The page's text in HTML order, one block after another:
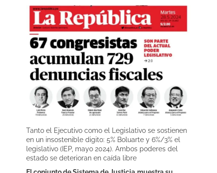
Tanto el Ejecutivo como el Legislativo se sostienen
en un insostenible digito: 5% Boluarte y 6%/3% el
legislativo (IEP, mayo 2024). Ambos poderes del
estado se deterioran en caída libre